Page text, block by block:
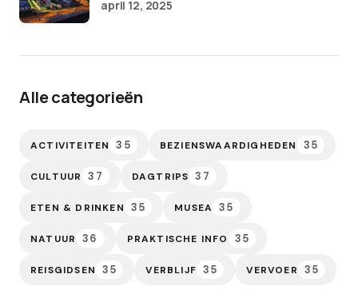
april 12, 2025
Alle categorieën
ACTIVITEITEN 35 BEZIENSWAARDIGHEDEN 35
CULTUUR 37 DAGTRIPS 37
ETEN & DRINKEN 35 MUSEA 35
NATUUR 36 PRAKTISCHE INFO 35
REISGIDSEN 35 VERBLIJF 35 VERVOER 35